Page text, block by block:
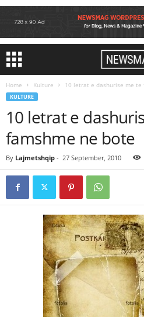
Home Kulture 10 letrat e dashurise me te
KULTURE
10 letrat e
famshme ne bote
By Lajmetshqip - 27 September, 2010